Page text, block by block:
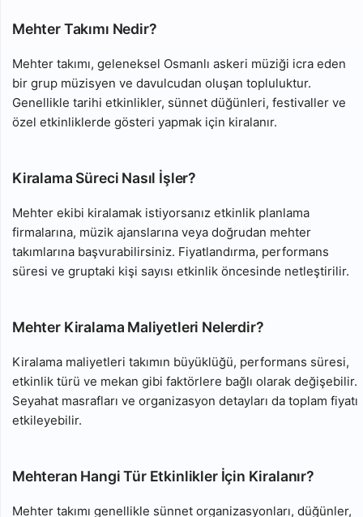
Mehter Takımı Nedir?
Mehter takımı, geleneksel Osmanlı askeri müziği icra eden
bir grup müzisyen ve davulcudan oluşan topluluktur.
Genellikle tarihi etkinlikler, sünnet düğünleri, festivaller ve
özel etkinliklerde gösteri yapmak için kiralanır.
Kiralama Süreci Nasıl İşler?
Mehter ekibi kiralamak istiyorsanız etkinlik planlama
firmalarına, müzik ajanslarına veya doğrudan mehter
takımlarına başvurabilirsiniz. Fiyatlandırma, performans
süresi ve gruptaki kişi sayısı etkinlik öncesinde netleştirilir.
Mehter Kiralama Maliyetleri Nelerdir?
Kiralama maliyetleri takımın büyüklüğü, performans süresi,
etkinlik türü ve mekan gibi faktörlere bağlı olarak değişebilir.
Seyahat masrafları ve organizasyon detayları da toplam fiyatı
etkileyebilir.
Mehteran Hangi Tür Etkinlikler İçin Kiralanır?
Mehter takımı genellikle sünnet organizasyonları, düğünler,